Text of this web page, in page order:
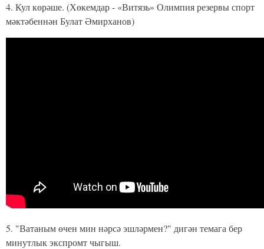
4. Кул көрәше. (Хөкемдар - «Витязь» Олимпия резервы спорт
мәктәбеннән Булат Әмирханов)
5. "Ватаным өчен мин нәрсә эшләрмен?" дигән темага бер
минутлык экспромт чыгыш.